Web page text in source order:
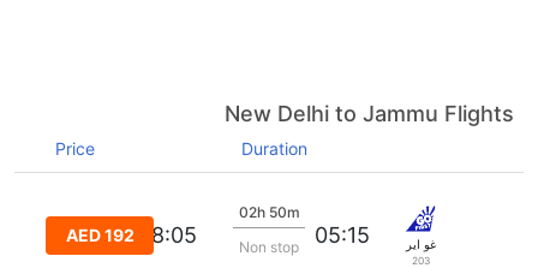
New Delhi to Jammu Flights
Duration
Price
غو اير
203
05:15
02h 50m
Non stop
08:05
AED 192